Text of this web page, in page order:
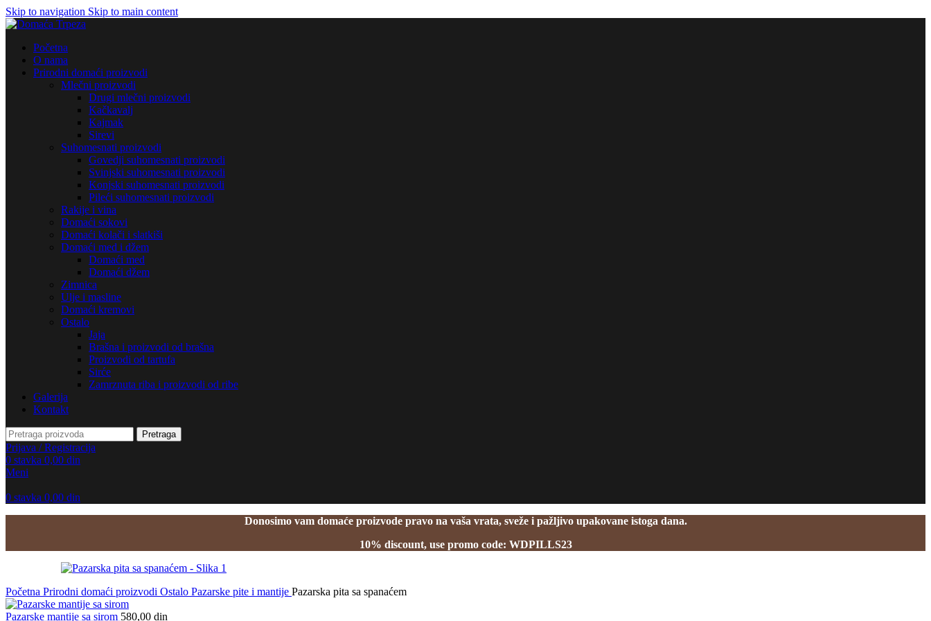
Skip to navigation Skip to main content
Početna
O nama
Prirodni domaći proizvodi
Mlečni proizvodi
Drugi mlečni proizvodi
Kačkavalj
Kajmak
Sirevi
Suhomesnati proizvodi
Govedji suhomesnati proizvodi
Svinjski suhomesnati proizvodi
Konjski suhomesnati proizvodi
Pileći suhomesnati proizvodi
Rakije i vina
Domaći sokovi
Domaći kolači i slatkiši
Domaći med i džem
Domaći med
Domaći džem
Zimnica
Ulje i masline
Domaći kremovi
Ostalo
Jaja
Brašna i proizvodi od brašna
Proizvodi od tartufa
Sirće
Zamrznuta riba i proizvodi od ribe
Galerija
Kontakt
Pretraga
Prijava / Registracija
0 stavka 0,00 din
Meni
0 stavka 0,00 din
Donosimo vam domaće proizvode pravo na vaša vrata, sveže i pažljivo upakovane istoga dana.
10% discount, use promo code: WDPILLS23
Početna Prirodni domaći proizvodi Ostalo Pazarske pite i mantije Pazarska pita sa spanaćem
Pazarske mantije sa sirom 580,00 din